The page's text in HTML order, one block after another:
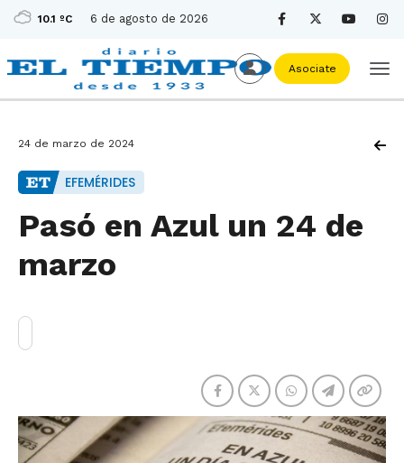
10.1 ºC 6 de agosto de 2026
Asociate
24 de marzo de 2024
EFEMÉRIDES
Pasó en Azul un 24 de
marzo